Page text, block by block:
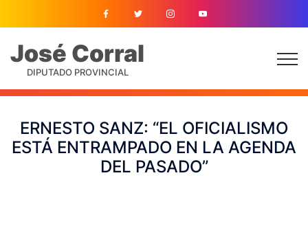
José Corral
DIPUTADO PROVINCIAL
ERNESTO SANZ: “EL OFICIALISMO
ESTÁ ENTRAMPADO EN LA AGENDA
DEL PASADO”